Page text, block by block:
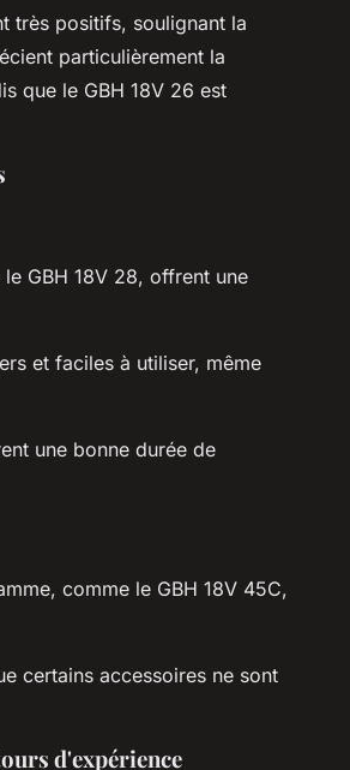
très positifs, soulignant la
particulièrement la
que le GBH 18V 26 est
GBH 18V 28, offrent une
et faciles à utiliser, même
une bonne durée de
comme le GBH 18V 45C,
certains accessoires ne sont
d'expérience